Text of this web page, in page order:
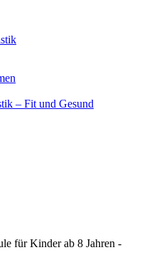
– Fit und Gesund
für Kinder ab 8 Jahren -